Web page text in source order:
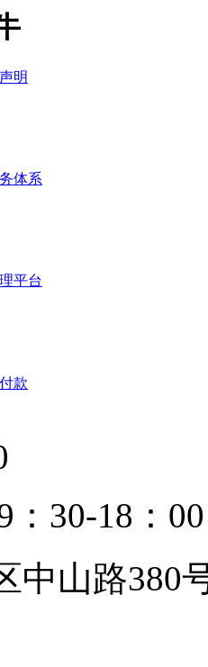
明
体系
平台
款
：30-18：00
中山路380